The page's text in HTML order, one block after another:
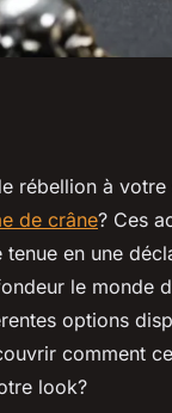
rébellion à votre
de crâne? Ces
en une
le monde
options
comment
look?